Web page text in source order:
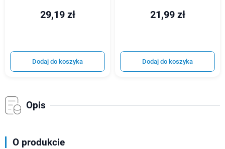
29,19 zł
Dodaj do koszyka
21,99 zł
Dodaj do koszyka
Opis
O produkcie